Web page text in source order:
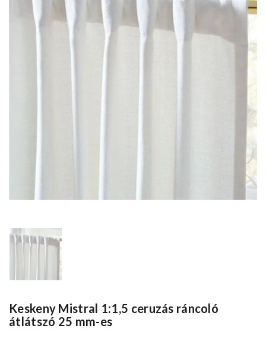
Keskeny Mistral 1:1,5 ceruzás ráncoló
átlátszó 25 mm-es